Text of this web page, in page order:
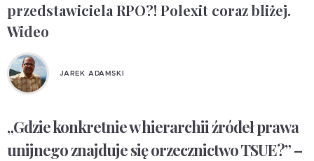
przedstawiciela RPO?! Polexit coraz bliżej.
Wideo
JAREK ADAMSKI
„Gdzie konkretnie w hierarchii źródeł prawa
unijnego znajduje się orzecznictwo TSUE?” –